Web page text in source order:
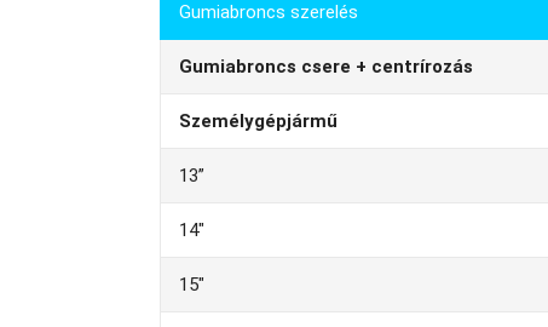
Gumiabroncs szerelés
Gumiabroncs csere + centrírozás
Személygépjármű
13”
14"
15"